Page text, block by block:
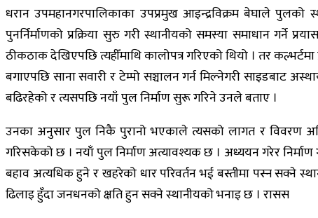
धरान उपमहानगरपालिकाका उपप्रमुख आइन्द्रविक्रम बेघाले
पुनर्निर्माणको प्रक्रिया सुरु गरी स्थानीयको समस्या समाधान गर्ने
ठीकठाक देखिएपछि त्यहीँमाथि कालोपत्र गरिएको थियो । तर
बगाएपछि साना सवारी र टेम्पो सञ्चालन गर्न मिल्नेगरी साइडबाट
बढिरहेको र त्यसपछि नयाँ पुल निर्माण सुरू गरिने उनले बताए ।
उनका अनुसार पुल निकै पुरानो भएकाले त्यसको लागत र विवरण
गरिसकेको छ । नयाँ पुल निर्माण अत्यावश्यक छ । अध्ययन गरेर निर्माण
बहाव अत्यधिक हुने र खहरेको धार परिवर्तन भई बस्तीमा पस्न सक्ने
ढिलाइ हुँदा जनधनको क्षति हुन सक्ने स्थानीयको भनाइ छ । रासस